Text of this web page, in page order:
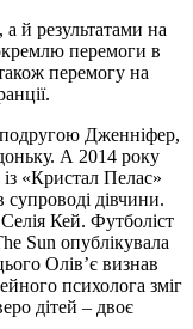
й результатами на
перемоги в
перемогу на
Дженніфер,
А 2014 року
«Кристал Пелас»
дівчини.
Кей. Футболіст
Sun опублікувала
Олів’є визнав
психолога зміг
дітей – двоє